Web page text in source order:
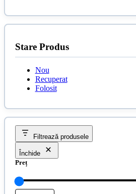
Stare Produs
Nou
Recuperat
Folosit
Filtrează produsele
Închide
Preț